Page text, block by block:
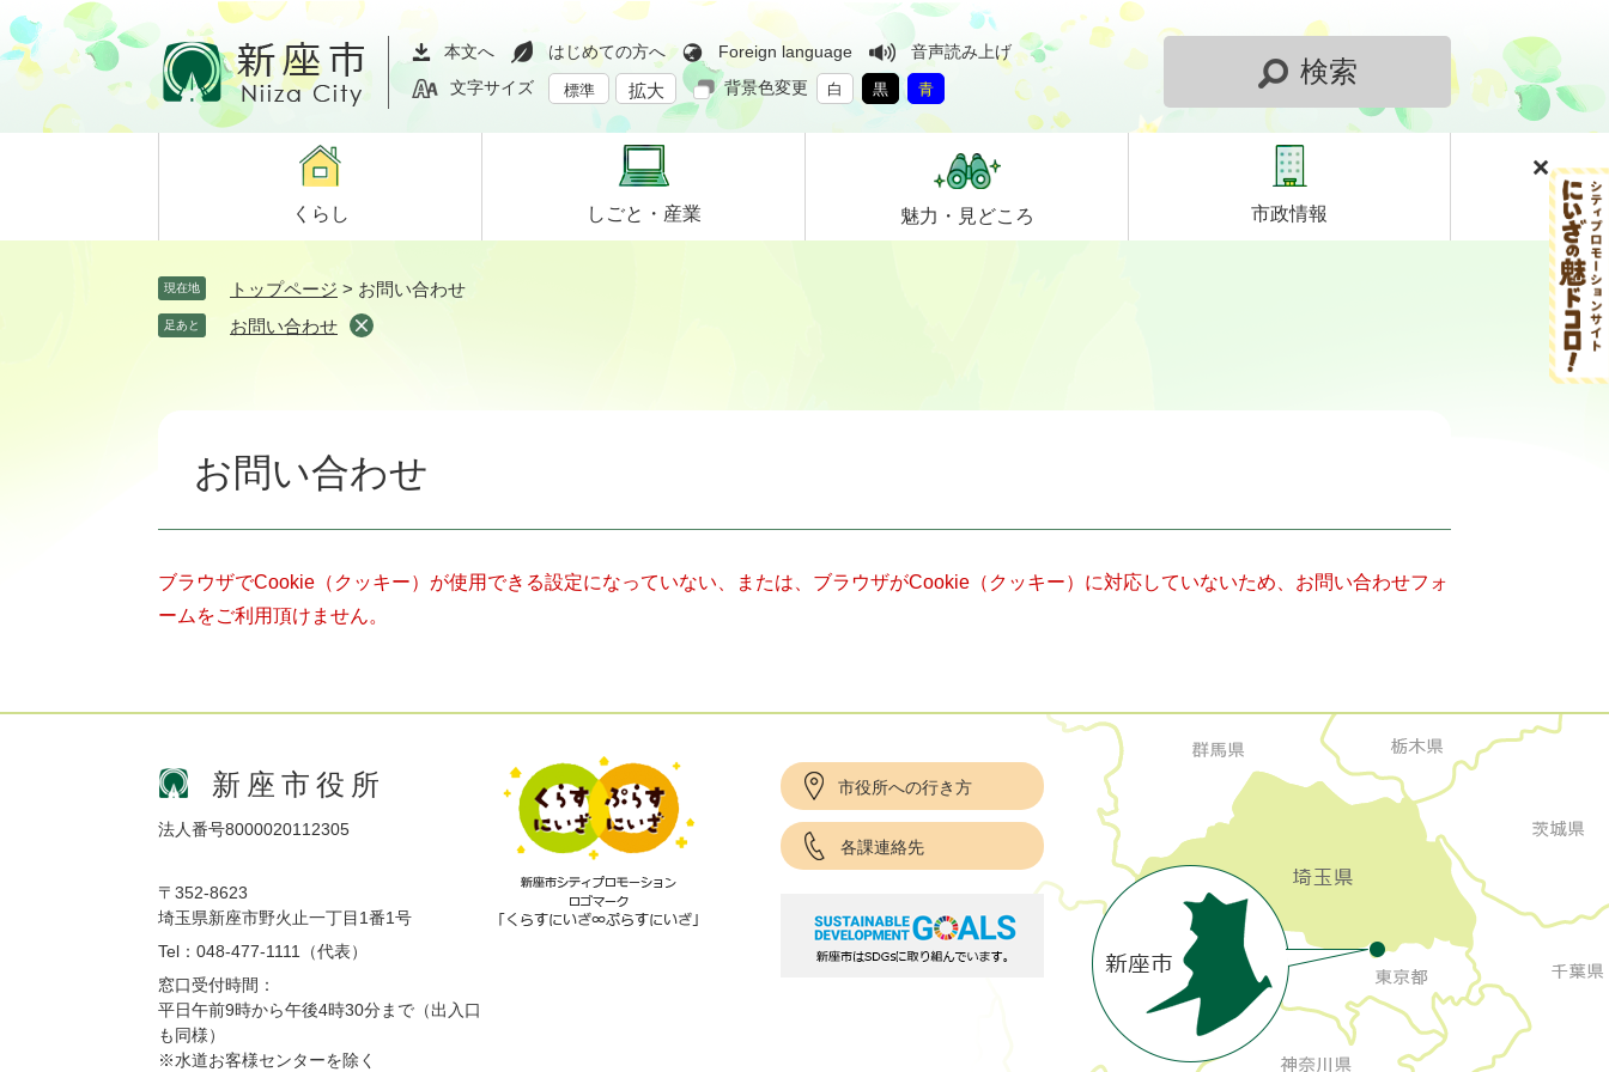
ペ
ー
ジ
メ
ニ
ュ
て
本文へ はじめての方へ Foreign language
音声読み上げ
文字サイズ
標準 拡大 背景色変更 白 黒 青
検索
くらし しごと・ 産業 魅力・ 見どころ 市政情報
現在地 トップページ > お問い合わせ
足あと お問い合わせ
お問い合わせ
ブラウザでCookie（クッキー）が使用できる設定になっていない、または、ブラウザがCookie（クッキー）に対応していないため、お問い合わせフォ
ームをご利用頂けません。
新座市役所
法人番号8000020112305
〒352-8623
埼玉県新座市野火止一丁目1番1号
Tel：048-477-1111（代表）
窓口受付時間：
平日午前9時から午後4時30分まで（出入口
も同様）
※水道お客様センターを除く
市役所への行き方
各課連絡先